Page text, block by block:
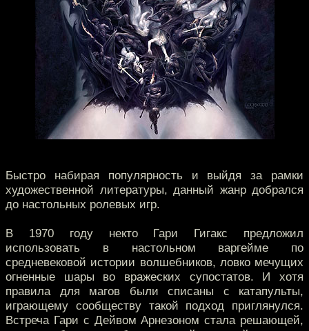
Быстро набирая популярность и выйдя за рамки
художественной литературы, данный жанр добрался
до настольных ролевых игр.
В 1970 году некто Гари Гигакс предложил
использовать в настольном варгейме по
средневековой истории волшебников, ловко мечущих
огненные шары во вражеских супостатов. И хотя
правила для магов были списаны с катапульты,
играющему сообществу такой подход приглянулся.
Встреча Гари с Дейвом Арнезоном стала решающей,